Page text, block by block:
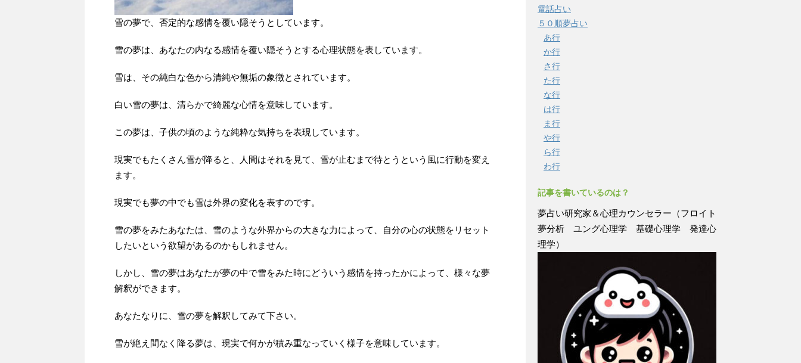
雪の夢で、否定的な感情を覆い隠そうとしています。
雪の夢は、あなたの内なる感情を覆い隠そうとする心理状態を表しています。
雪は、その純白な色から清純や無垢の象徴とされています。
白い雪の夢は、清らかで綺麗な心情を意味しています。
この夢は、子供の頃のような純粋な気持ちを表現しています。
現実でもたくさん雪が降ると、人間はそれを見て、雪が止むまで待とうという風に行動を変え
ます。
現実でも夢の中でも雪は外界の変化を表すのです。
雪の夢をみたあなたは、雪のような外界からの大きな力によって、自分の心の状態をリセット
したいという欲望があるのかもしれません。
しかし、雪の夢はあなたが夢の中で雪をみた時にどういう感情を持ったかによって、様々な夢
解釈ができます。
あなたなりに、雪の夢を解釈してみて下さい。
雪が絶え間なく降る夢は、現実で何かが積み重なっていく様子を意味しています。
電話占い
５０順夢占い
あ行
か行
さ行
た行
な行
は行
ま行
や行
ら行
わ行
記事を書いているのは？
夢占い研究家＆心理カウンセラー（フロイト
夢分析 ユング心理学 基礎心理学 発達心
理学）